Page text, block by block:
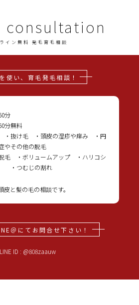
consultation
イン無料 発毛育毛相談
使い、育毛発毛相談！
分
分無料
・抜け毛 ・頭皮の湿疹や痒み ・円
やその他の脱毛
脱毛 ・ボリュームアップ ・ハリコシ
・つむじの割れ
皮と髪の毛の相談です。
＠にてお問合せ下さい！
LINE ID : @808zaauw